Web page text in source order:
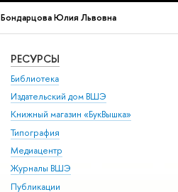
Бондарцова Юлия Львовна
РЕСУРСЫ
Библиотека
Издательский дом ВШЭ
Книжный магазин «БукВышка»
Типография
Медиацентр
Журналы ВШЭ
Публикации